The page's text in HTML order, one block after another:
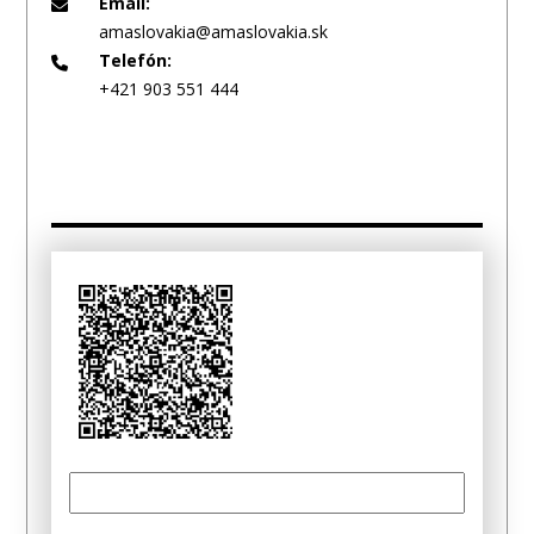
amaslovakia@amaslovakia.sk
Telefón:
+421 903 551 444